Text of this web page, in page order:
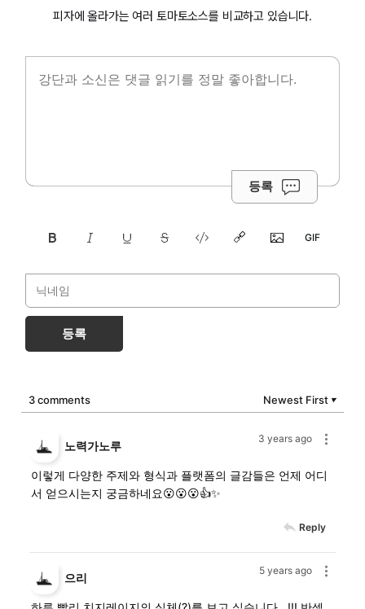
피자에 올라가는 여러 토마토소스를 비교하고 있습니다.
등록
등록
3 comments Newest First ▼
3 years ago
노력가노루
이렇게 다양한 주제와 형식과 플랫폼의 글감들은 언제 어디
서 얻으시는지 궁금하네요😮😮😮👍✨
Reply
5 years ago
으리